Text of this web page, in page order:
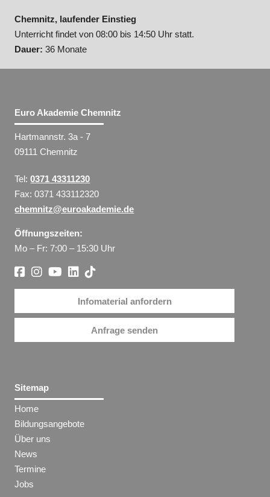
Chemnitz, laufender Einstieg
Unterricht findet von 08:00 bis 14:50 Uhr statt.
Dauer: 36 Monate
Euro Akademie Chemnitz
Hartmannstr. 3a - 7
09111 Chemnitz
Tel:0371 43311230
Fax: 0371 433112320
chemnitz@euroakademie.de
Öffnungszeiten:
Mo – Fr: 7:00 – 15:30 Uhr
Infomaterial anfordern
Anfrage senden
Sitemap
Home
Bildungsangebote
Über uns
News
Termine
Jobs